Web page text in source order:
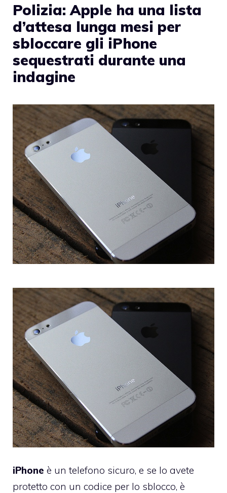
Polizia: Apple ha una lista
d’attesa lunga mesi per
sbloccare gli iPhone
sequestrati durante una
indagine
iPhone è un telefono sicuro, e se lo avete
protetto con un codice per lo sblocco, è